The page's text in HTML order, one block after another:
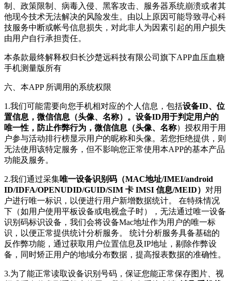
制、政策限制、病毒入侵、黑客攻击、服务器系统崩溃或者其
他现今技术无法解决的风险发生。由以上原因可能导致寻心科
技服务中断或帐号信息损失，对此非人为因素引起的用户损失
由用户自行承担责任。
本条款最终解释权归长沙楚远科技有限公司旗下APP血压血糖
手机测量版所有
六、本APP 所调用的系统权限
1.我们可能需要向您手机相对应的个人信息，包括设备ID、位
置信息，微信信息（头像、名称）。设备ID用于判定用户的
唯一性，防止作弊行为，微信信息（头像、名称）授权用于用
户参与活动排行榜显示用户的昵称和头像。若您拒绝提供，则
无法使用该特定服务，但不影响您正常使用本APP的基本产品
功能及服务。
2.我们通过采集唯一设备识别码（MAC地址/IMEI/android
ID/IDFA/OPENUDID/GUID/SIM 卡 IMSI 信息/MEID） 对用
户进行唯一标识，以便进行用户新增数据统计。 在特殊情况
下（如用户使用平板设备或电视盒子时），无法通过唯一设备
识别码标识设备，我们会将设备Mac地址作为用户的唯一标
识，以便正常提供统计分析服务。 统计分析服务具备基础的
反作弊功能，通过获取用户位置信息及IP地址，剔除作弊设
备，同时矫正用户的地域分布数据，提高报表数据的准确性。
3.为了能正常读取设备识别号码，保证您能正常保存图片、视